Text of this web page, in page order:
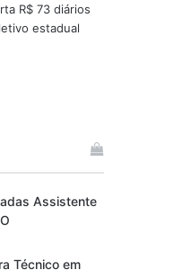
R$ 73 diários
estadual
Assistente
Técnico em